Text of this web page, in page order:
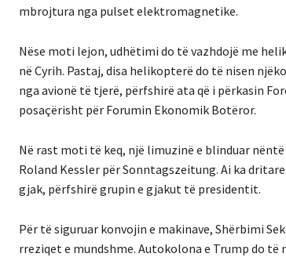
mbrojtura nga pulset elektromagnetike.
Nëse moti lejon, udhëtimi do të vazhdojë me
në Cyrih. Pastaj, disa helikopterë do të nisen
nga avionë të tjerë, përfshirë ata që i përkasin
posaçërisht për Forumin Ekonomik Botëror.
Në rast moti të keq, një limuzinë e blinduar
Roland Kessler për Sonntagszeitung. Ai ka
gjak, përfshirë grupin e gjakut të presidentit.
Për të siguruar konvojin e makinave, Shërbimi
rreziqet e mundshme. Autokolona e Trump do